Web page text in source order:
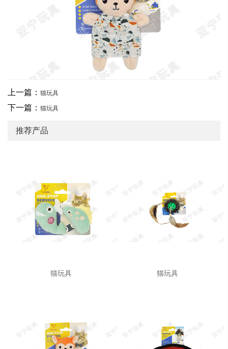
上一篇： 猫玩具
下一篇： 猫玩具
推荐产品
猫玩具 猫玩具